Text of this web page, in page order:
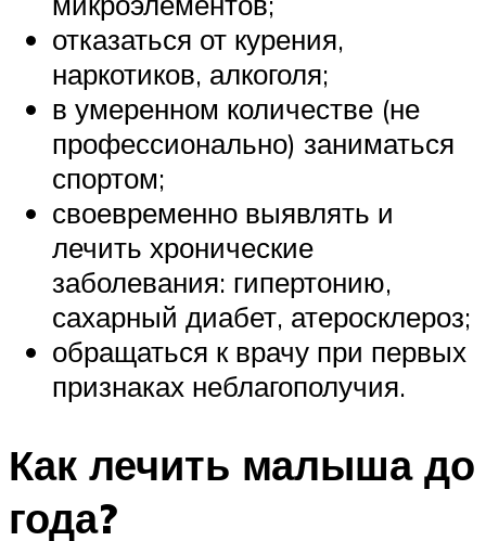
отказаться от курения,
наркотиков, алкоголя;
в умеренном количестве (не
профессионально) заниматься
спортом;
своевременно выявлять и
лечить хронические
заболевания: гипертонию,
сахарный диабет, атеросклероз;
обращаться к врачу при первых
признаках неблагополучия.
Как лечить малыша до
года?